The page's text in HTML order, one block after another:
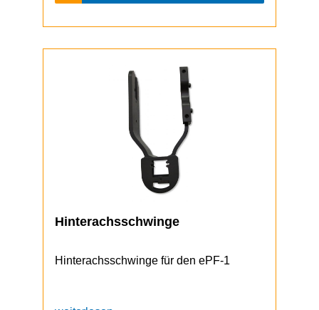
Hinterachsschwinge
Hinterachsschwinge für den ePF-1